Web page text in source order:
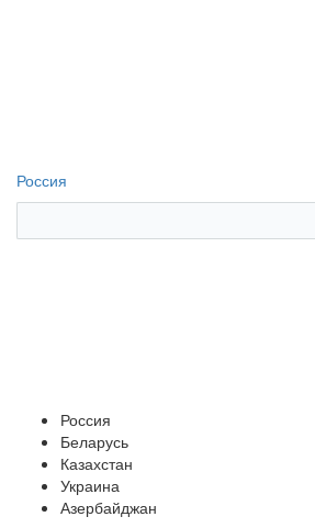
Россия
Россия
Беларусь
Казахстан
Украина
Азербайджан